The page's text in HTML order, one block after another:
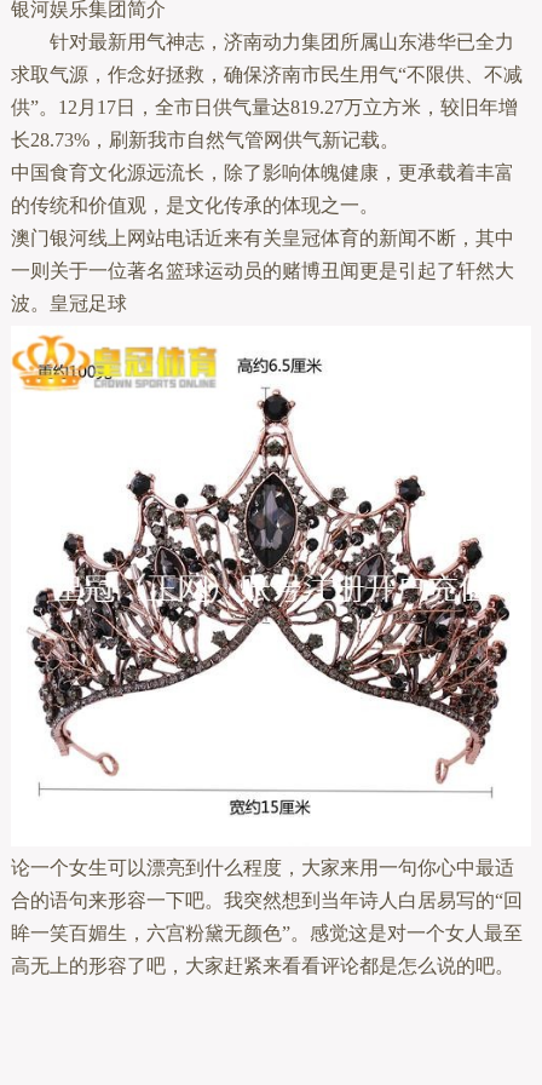
银河娱乐集团简介
针对最新用气神志，济南动力集团所属山东港华已全力
求取气源，作念好拯救，确保济南市民生用气“不限供、不减
供”。12月17日，全市日供气量达819.27万立方米，较旧年增
长28.73%，刷新我市自然气管网供气新记载。
中国食育文化源远流长，除了影响体魄健康，更承载着丰富
的传统和价值观，是文化传承的体现之一。
澳门银河线上网站电话近来有关皇冠体育的新闻不断，其中
一则关于一位著名篮球运动员的赌博丑闻更是引起了轩然大
波。皇冠足球
论一个女生可以漂亮到什么程度，大家来用一句你心中最适
合的语句来形容一下吧。我突然想到当年诗人白居易写的“回
眸一笑百媚生，六宫粉黛无颜色”。感觉这是对一个女人最至
高无上的形容了吧，大家赶紧来看看评论都是怎么说的吧。